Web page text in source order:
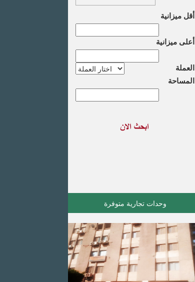
مدينة نصر
السادس من
طريق القاهرة
الاسكندرية
العين السخنة
الساحل الشمالى
أقل ميزانية
أعلى ميزانية
العملة
المساحة
وحدات تجارية متوفرة